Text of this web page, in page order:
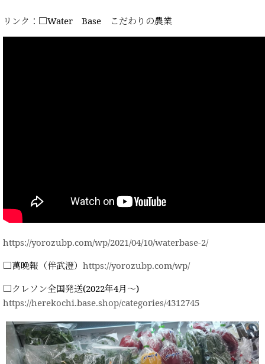
リンク：□Water Base こだわりの農業
https://yorozubp.com/wp/2021/04/10/waterbase-2/
□萬晩報（伴武澄） https://yorozubp.com/wp/
□クレソン全国発送(2022年4月～)
https://herekochi.base.shop/categories/4312745